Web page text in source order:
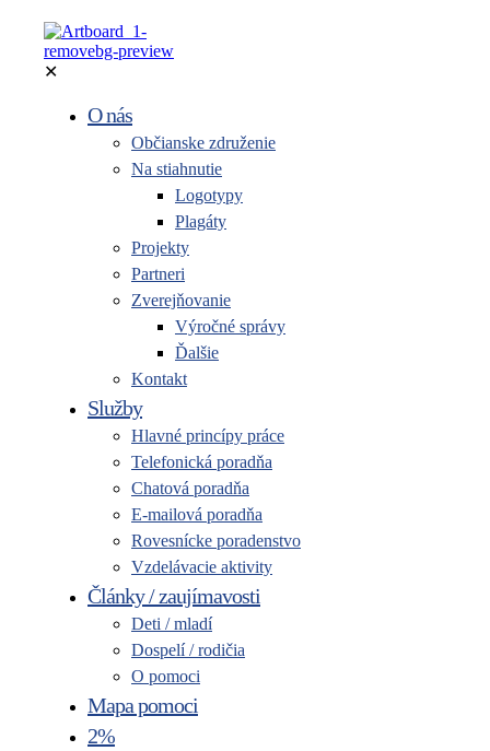
✕
O nás
Občianske združenie
Na stiahnutie
Logotypy
Plagáty
Projekty
Partneri
Zverejňovanie
Výročné správy
Ďalšie
Kontakt
Služby
Hlavné princípy práce
Telefonická poradňa
Chatová poradňa
E-mailová poradňa
Rovesnícke poradenstvo
Vzdelávacie aktivity
Články / zaujímavosti
Deti / mladí
Dospelí / rodičia
O pomoci
Mapa pomoci
2%